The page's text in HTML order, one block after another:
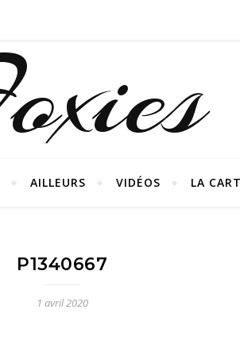
AILLEURS VIDÉOS LA
P1340667
1 avril 2020